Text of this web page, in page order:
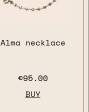
Alma necklace
€95.00
BUY